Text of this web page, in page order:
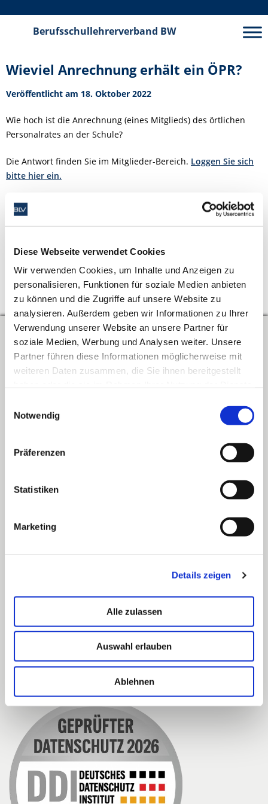
Diese Webseite verwendet Cookies
Wir verwenden Cookies, um Inhalte und Anzeigen zu
personalisieren, Funktionen für soziale Medien anbieten
zu können und die Zugriffe auf unsere Website zu
analysieren. Außerdem geben wir Informationen zu Ihrer
Verwendung unserer Website an unsere Partner für
soziale Medien, Werbung und Analysen weiter. Unsere
Partner führen diese Informationen möglicherweise mit
weiteren Daten zusammen, die Sie ihnen bereitgestellt
Cookies, wenn Sie unsere Website weiterhin nutzen.
Notwendig
Präferenzen
Statistiken
Marketing
Details zeigen
Alle zulassen
Auswahl erlauben
Ablehnen
Berufsschullehrerverband BW
Wieviel Anrechnung erhält ein ÖPR?
Veröffentlicht am 18. Oktober 2022
Wie hoch ist die Anrechnung (eines Mitglieds) des örtlichen
Personalrates an der Schule?
Die Antwort finden Sie im Mitglieder-Bereich. Loggen Sie sich
bitte hier ein.
Veröffentlicht am 18. Oktober 2022
Schlagwörter
Zum Seitenanfang
Kontakt
Verband der Lehrerinnen und Lehrer an beruflichen Schulen in
Schwabstraße 59
Telefon: 0711 489 837 0
E-Mail:info@blv-bw.de
Über uns
Datenschutzerklärung